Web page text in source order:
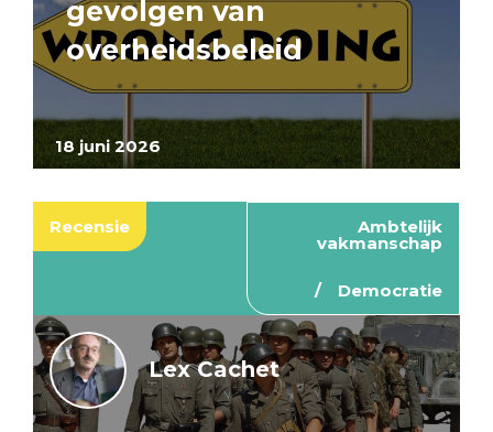
18 juni 2026
gevolgen van
overheidsbeleid
Recensie Ambtelijk
vakmanschap
Democratie
Lex Cachet